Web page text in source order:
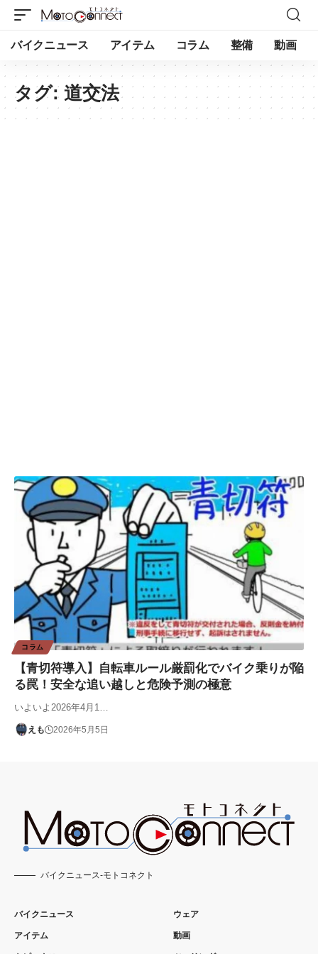
バイクニュース アイテム コラム 整備 動画
タグ: 道交法
コラム
【青切符導入】自転車ルール厳罰化でバイク乗りが陥
る罠！安全な追い越しと危険予測の極意
いよいよ2026年4月1…
えも 2026年5月5日
バイクニュース-モトコネクト
バイクニュース
アイテム
ウェア
動画